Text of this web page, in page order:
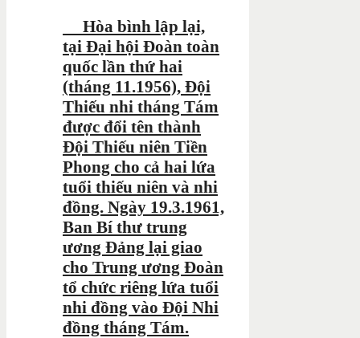
Hòa bình lập lại,
tại Đại hội Đoàn toàn
quốc lần thứ hai
(tháng 11.1956), Đội
Thiếu nhi tháng Tám
được đổi tên thành
Đội Thiếu niên Tiền
Phong cho cả hai lứa
tuổi thiếu niên và nhi
đồng. Ngày 19.3.1961,
Ban Bí thư trung
ương Đảng lại giao
cho Trung ương Đoàn
tổ chức riêng lứa tuổi
nhi đồng vào Đội Nhi
đồng tháng Tám.